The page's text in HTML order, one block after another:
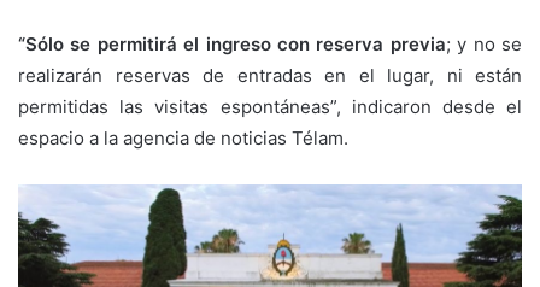
“Sólo se permitirá el ingreso con reserva previa; y no se
realizarán reservas de entradas en el lugar, ni están
permitidas las visitas espontáneas”, indicaron desde el
espacio a la agencia de noticias Télam.